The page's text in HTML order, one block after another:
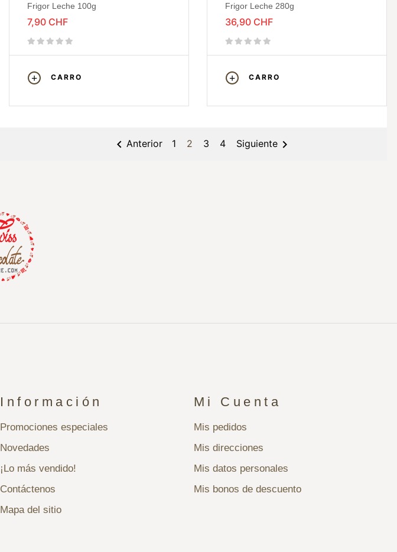
Frigor Leche 100g
7,90 CHF
CARRO
Frigor Leche 280g
36,90 CHF
CARRO
Anterior 1 2 3 4 Siguiente 
Información
Promociones especiales
Novedades
¡Lo más vendido!
Contáctenos
Mapa del sitio
Mi Cuenta
Mis pedidos
Mis direcciones
Mis datos personales
Mis bonos de descuento